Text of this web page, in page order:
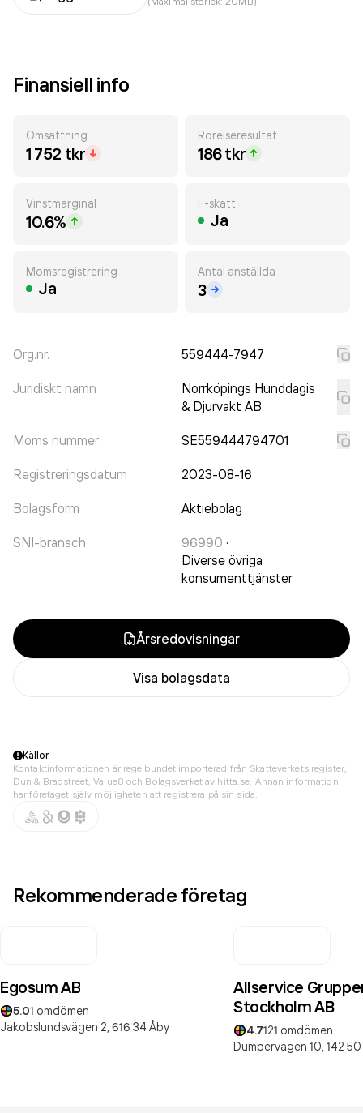
Finansiell info
Omsättning
1 752 tkr
Rörelseresultat
186 tkr
Vinstmarginal
10.6%
F-skatt
Ja
Momsregistrering
Ja
Antal anställda
3
Org.nr. 559444-7947
Juridiskt namn
Norrköpings Hunddagis
& Djurvakt AB
Moms nummer SE559444794701
Registreringsdatum 2023-08-16
Bolagsform Aktiebolag
SNI-bransch 96990 ·
Diverse övriga
konsumenttjänster
Årsredovisningar
Visa bolagsdata
Källor
Kontaktinformationen är regelbundet importerad från Skatteverkets register,
Dun & Bradstreet, Value8 och Bolagsverket av hitta.se. Annan information
har företaget själv möjligheten att registrera på sin sida.
Rekommenderade företag
Egosum AB
5.01 omdömen
Jakobslundsvägen 2, 616 34 Åby
Allservice
Stockholm AB
4.7121 omdömen
Dumpervägen 10, 142 50